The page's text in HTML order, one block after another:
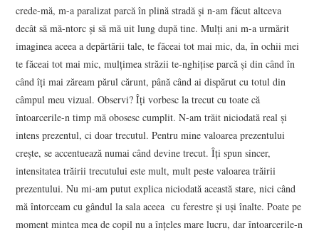
crede-mă, m-a paralizat parcă în plină stradă și n-am făcut altceva
decât să mă-ntorc și să mă uit lung după tine. Mulți ani m-a urmărit
imaginea aceea a depărtării tale, te făceai tot mai mic, da, în ochii mei
te făceai tot mai mic, mulțimea străzii te-nghițise parcă și din când în
când îți mai zăream părul cărunt, până când ai dispărut cu totul din
câmpul meu vizual. Observi? Îți vorbesc la trecut cu toate că
întoarcerile-n timp mă obosesc cumplit. N-am trăit niciodată real și
intens prezentul, ci doar trecutul. Pentru mine valoarea prezentului
crește, se accentuează numai când devine trecut. Îți spun sincer,
intensitatea trăirii trecutului este mult, mult peste valoarea trăirii
prezentului. Nu mi-am putut explica niciodată această stare, nici când
mă întorceam cu gândul la sala aceea cu ferestre și uși înalte. Poate pe
moment mintea mea de copil nu a înțeles mare lucru, dar întoarcerile-n